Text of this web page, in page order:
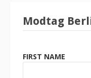
Modtag
FIRST NAME